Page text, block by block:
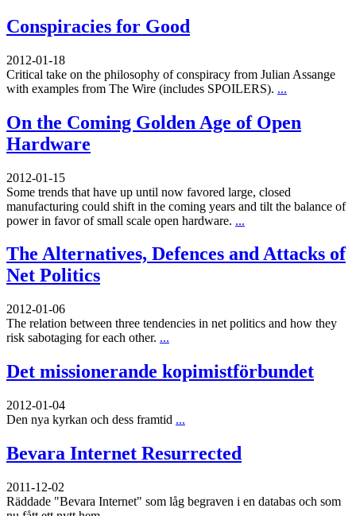
Conspiracies for Good
2012-01-18
Critical take on the philosophy of conspiracy from Julian Assange
with examples from The Wire (includes SPOILERS). ...
On the Coming Golden Age of Open
Hardware
2012-01-15
Some trends that have up until now favored large, closed
manufacturing could shift in the coming years and tilt the balance of
power in favor of small scale open hardware. ...
The Alternatives, Defences and Attacks of
Net Politics
2012-01-06
The relation between three tendencies in net politics and how they
risk sabotaging for each other. ...
Det missionerande kopimistförbundet
2012-01-04
Den nya kyrkan och dess framtid ...
Bevara Internet Resurrected
2011-12-02
Räddade "Bevara Internet" som låg begraven i en databas och som